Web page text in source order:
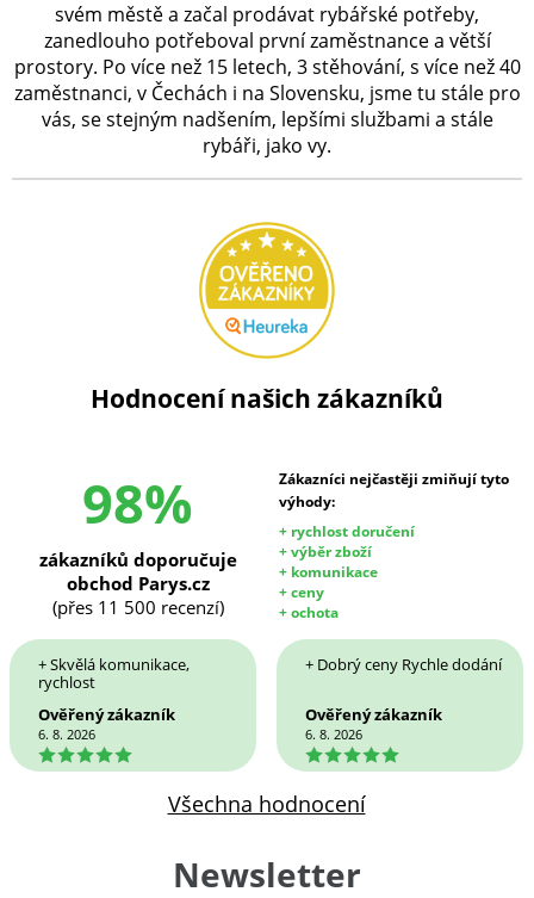
svém městě a začal prodávat rybářské potřeby,
zanedlouho potřeboval první zaměstnance a větší
prostory. Po více než 15 letech, 3 stěhování, s více než 40
zaměstnanci, v Čechách i na Slovensku, jsme tu stále pro
vás, se stejným nadšením, lepšími službami a stále
rybáři, jako vy.
Hodnocení našich zákazníků
98%
Zákazníci nejčastěji zmiňují tyto
výhody:
+ rychlost doručení
+ výběr zboží
+ komunikace
+ ceny
+ ochota
zákazníků doporučuje
obchod Parys.cz
(přes 11 500 recenzí)
+ Skvělá komunikace,
rychlost
Ověřený zákazník
6. 8. 2026
5
+ Dobrý ceny Rychle dodání
Ověřený zákazník
6. 8. 2026
5
Všechna hodnocení
Newsletter